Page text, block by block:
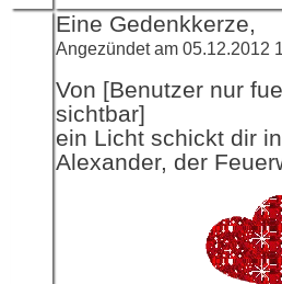
Eine Gedenkkerze,
Angezündet am 05.12.2012
Von [Benutzer nur
sichtbar]
ein Licht schickt dir
Alexander, der